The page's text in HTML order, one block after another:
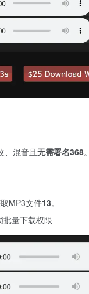
、混音且无需署名368。
MP3文件13。
量下载权限